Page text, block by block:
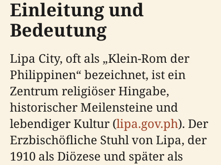
Einleitung und
Bedeutung
Lipa City, oft als „Klein-Rom der
Philippinen“ bezeichnet, ist ein
Zentrum religiöser Hingabe,
historischer Meilensteine und
lebendiger Kultur (lipa.gov.ph). Der
Erzbischöfliche Stuhl von Lipa, der
1910 als Diözese und später als